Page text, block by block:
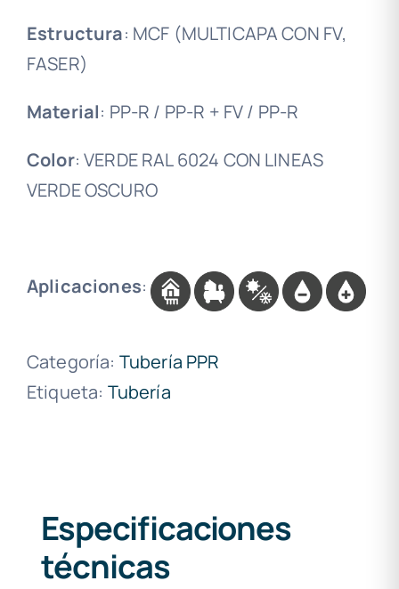
Estructura: MCF (MULTICAPA CON FV,
FASER)
Material: PP-R / PP-R + FV / PP-R
Color: VERDE RAL 6024 CON LINEAS
VERDE OSCURO
Aplicaciones:
Categoría: Tubería PPR
Etiqueta: Tubería
Especificaciones
técnicas